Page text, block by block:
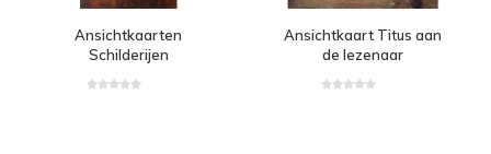
Ansichtkaarten
Schilderijen
Ansichtkaart Titus aan
de lezenaar